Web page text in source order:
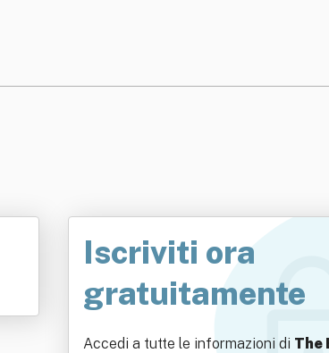
Iscriviti ora
gratuitamente
Accedi a tutte le informazioni di The